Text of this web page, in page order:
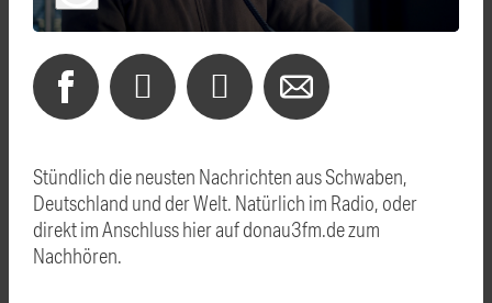
Stündlich die neusten Nachrichten aus Schwaben,
Deutschland und der Welt. Natürlich im Radio, oder
direkt im Anschluss hier auf donau3fm.de zum
Nachhören.